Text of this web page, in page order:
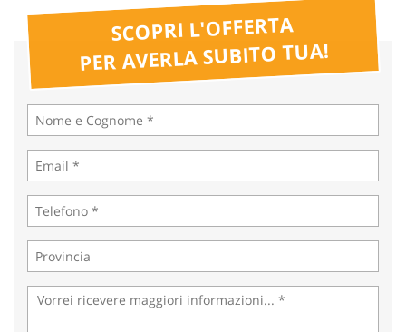
SCOPRI L'OFFERTA
PER AVERLA SUBITO TUA!
Cookie delle preferenze
Cookie per il miglioramento dell'esperienza utente
Cookie analitici